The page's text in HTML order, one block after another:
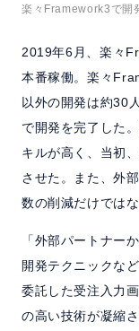
楽々Framework3で開
2019年6月、楽々
本番稼働。楽々
以外の開発は約30
で開発を完了した
キルが高く、当初
させた。また、外
数の削減だけでは
「外部パートナー
開発テクニックな
委託した受注入力
の高い技術が凝縮